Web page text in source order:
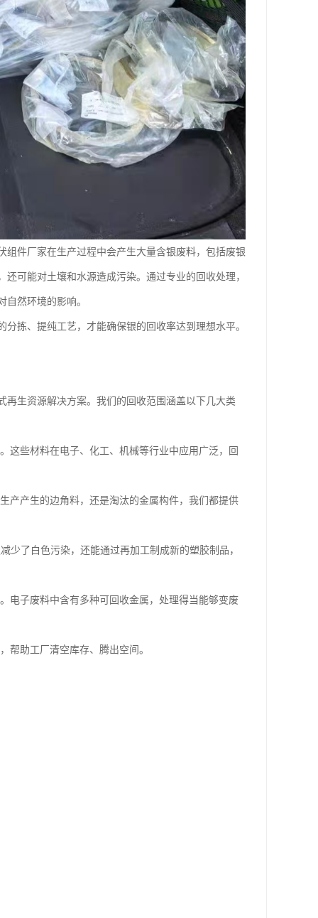
件厂家在生产过程中会产生大量含银废料，包括废银
可能对土壤和水源造成污染。通过专业的回收处理，
然环境的影响。
拣、提纯工艺，才能确保银的回收率达到理想水平。
再生资源解决方案。我们的回收范围涵盖以下几大类
这些材料在电子、化工、机械等行业中应用广泛，回
产产生的边角料，还是淘汰的金属构件，我们都提供
少了白色污染，还能通过再加工制成新的塑胶制品，
电子废料中含有多种可回收金属，处理得当能够变废
帮助工厂清空库存、腾出空间。